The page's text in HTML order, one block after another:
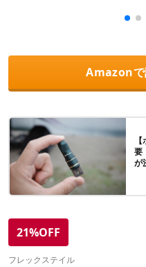
Amazonで
要
が
21%OFF
フレックステイル